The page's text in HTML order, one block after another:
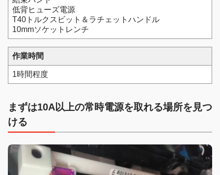
低背ヒューズ電源
T40トルクスビット＆ラチェットハンドル
10mmソケットレンチ
作業時間
1時間程度
まずは10A以上の常時電源を取れる場所を見つ
ける